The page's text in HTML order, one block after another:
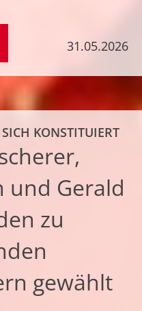
31.05.2026
KONSTITUIERT
und Gerald
zu
gewählt